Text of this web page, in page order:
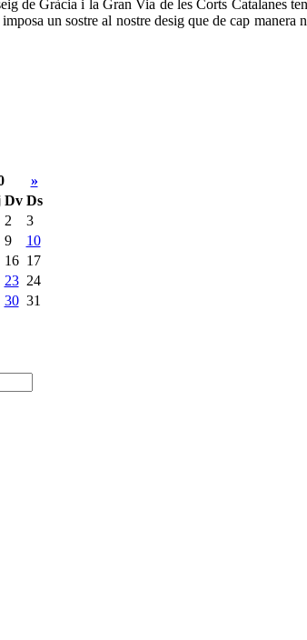
de Gràcia i la Gran Via de les Corts Catalanes
un sostre al nostre desig que de cap manera
»
Dv Ds
2
3
9
10
16 17
23 24
30 31